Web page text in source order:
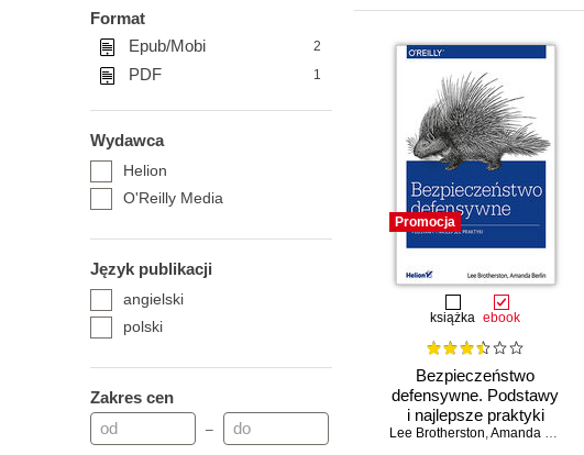
Format
Epub/Mobi
2
PDF 1
Wydawca
Helion
O'Reilly Media
Język publikacji
angielski
polski
Zakres cen
–
Promocja
książka ebook
Bezpieczeństwo
defensywne. Podstawy
i najlepsze praktyki
Lee Brotherston,Amanda Berlin